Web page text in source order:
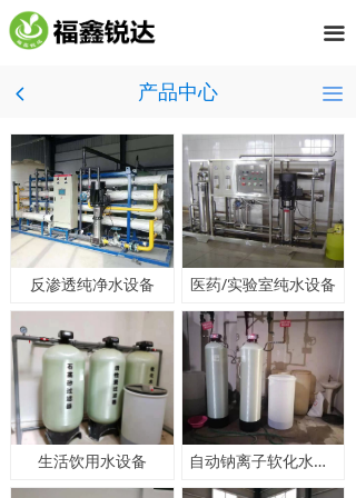
끀
넳 끀
产品中心
反渗透纯净水设备 医药/实验室纯水设备
生活饮用水设备 自动钠离子软化水设备